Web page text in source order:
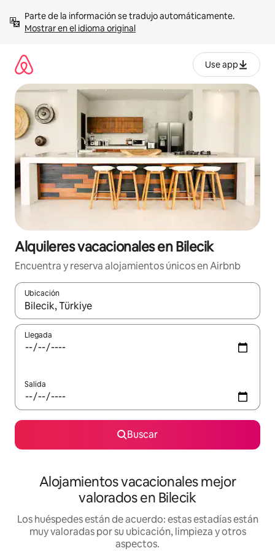
contenidoMostrar en el idioma original
Use app
Alquileres vacacionales en Bilecik
Encuentra y reserva alojamientos únicos en Airbnb
Ubicación
Cuando los resultados estén disponibles, navega con las
Llegada
Salida
Buscar
Alojamientos vacacionales mejor
valorados en Bilecik
Los huéspedes están de acuerdo: estas estadías están
muy valoradas por su ubicación, limpieza y otros
aspectos.